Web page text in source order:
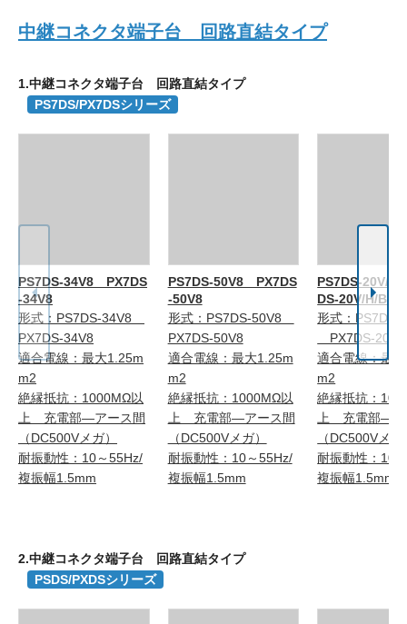
中継コネクタ端子台 回路直結タイプ
1.中継コネクタ端子台 回路直結タイプ
PS7DS/PX7DSシリーズ
PS7DS-34V8 PX7DS
-34V8
形式：PS7DS-34V8
PX7DS-34V8
適合電線：最大1.25m
m2
絶縁抵抗：1000MΩ以
上 充電部―アース間
（DC500Vメガ）
耐振動性：10～55Hz/
複振幅1.5mm
PS7DS-50V8 PX7DS
-50V8
形式：PS7DS-50V8
PX7DS-50V8
適合電線：最大1.25m
m2
絶縁抵抗：1000MΩ以
上 充電部―アース間
（DC500Vメガ）
耐振動性：10～55Hz/
複振幅1.5mm
PS7DS-20V/
DS-20V/H/B
形式：PS7DS-
PX7DS-20V/
適合電線：最
m2
絶縁抵抗：
上 充電部―ア
（DC500Vメガ
耐振動性：10
複振幅1.5mm
2.中継コネクタ端子台 回路直結タイプ
PSDS/PXDSシリーズ